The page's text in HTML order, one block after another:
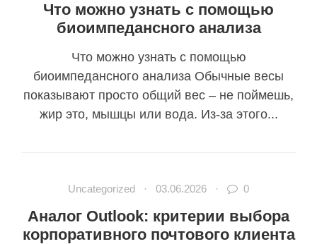
Что можно узнать с помощью
биоимпедансного анализа
Что можно узнать с помощью
биоимпедансного анализа Обычные весы
показывают просто общий вес – не поймешь,
жир это, мышцы или вода. Из-за этого...
Uncategorized · 03.06.2026 · 0
Аналог Outlook: критерии выбора
корпоративного почтового клиента